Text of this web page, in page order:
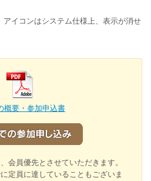
アイコンはシステム仕様上、表示が消せ
概要・参加申込書
会員優先とさせていただきます。
定員に達していることもございま